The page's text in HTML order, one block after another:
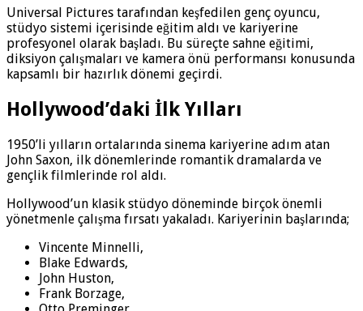
Universal Pictures tarafından keşfedilen genç oyuncu,
stüdyo sistemi içerisinde eğitim aldı ve kariyerine
profesyonel olarak başladı. Bu süreçte sahne eğitimi,
diksiyon çalışmaları ve kamera önü performansı konusunda
kapsamlı bir hazırlık dönemi geçirdi.
Hollywood’daki İlk Yılları
1950’li yılların ortalarında sinema kariyerine adım atan
John Saxon, ilk dönemlerinde romantik dramalarda ve
gençlik filmlerinde rol aldı.
Hollywood’un klasik stüdyo döneminde birçok önemli
yönetmenle çalışma fırsatı yakaladı. Kariyerinin başlarında;
Vincente Minnelli,
Blake Edwards,
John Huston,
Frank Borzage,